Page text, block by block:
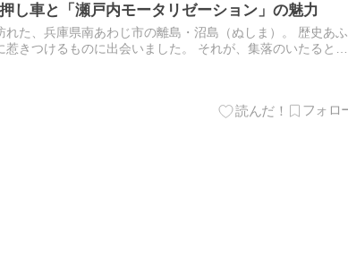
し車と「瀬戸内モータリゼーション」の魅力
た、兵庫県南あわじ市の離島・沼島（ぬしま）。 歴史あふ
きつけるものに出会いました。 それが、集落のいたるとこ